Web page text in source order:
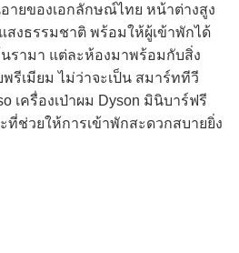
ายของเอกลักษณ์ไทย หน้าต่างสูง
สงธรรมชาติ พร้อมให้ผู้เข้าพักได้
รามา แต่ละห้องมาพร้อมกับสิ่ง
รีเมียม ไม่ว่าจะเป็น สมาร์ททีวี
เครื่องเป่าผม Dyson มินิบาร์ฟรี
ที่ช่วยให้การเข้าพักสะดวกสบายยิ่ง